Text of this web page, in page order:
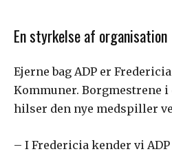
En styrkelse af organisation
Ejerne bag ADP er
Kommuner. Borgmestrene
hilser den nye medspiller
– I Fredericia kender vi ADP